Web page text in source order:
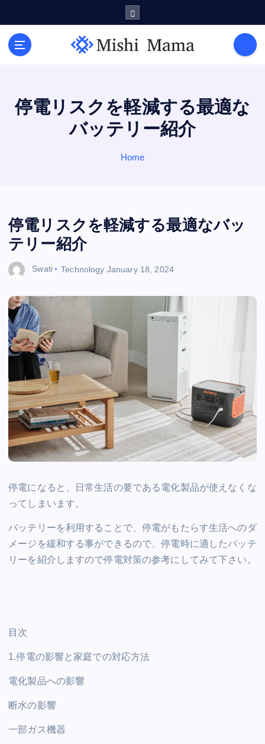
停電リスクを軽減する最適な
バッテリー紹介
Home
停電リスクを軽減する最適なバッ
テリー紹介
Swati Technology January 18, 2024
停電になると、日常生活の要である電化製品が使えなくな
ってしまいます。
バッテリーを利用することで、停電がもたらす生活へのダ
メージを緩和する事ができるので、停電時に適したバッテ
リーを紹介しますので停電対策の参考にしてみて下さい。
目次
1.停電の影響と家庭での対応方法
電化製品への影響
断水の影響
一部ガス機器